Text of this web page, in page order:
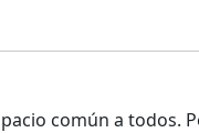
común a todos.